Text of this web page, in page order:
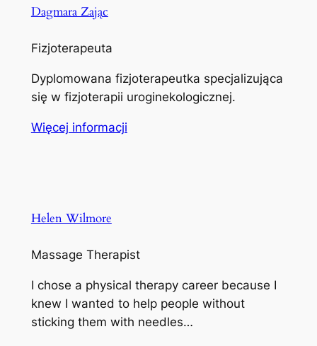
Dagmara Zając
Fizjoterapeuta
Dyplomowana fizjoterapeutka specjalizująca
się w fizjoterapii uroginekologicznej.
Więcej informacji
Helen Wilmore
Massage Therapist
I chose a physical therapy career because I
knew I wanted to help people without
sticking them with needles…